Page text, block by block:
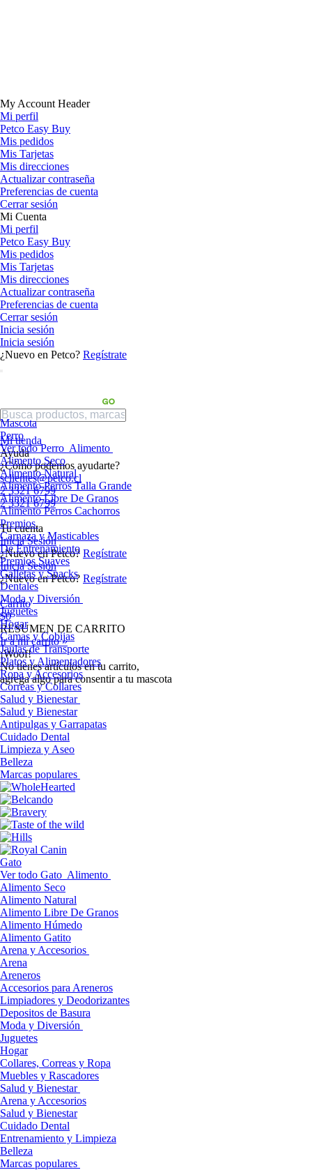
My Account Header
Mi perfil
Petco Easy Buy
Mis pedidos
Mis Tarjetas
Mis direcciones
Actualizar contraseña
Preferencias de cuenta
Cerrar sesión
Mi Cuenta
Mi perfil
Petco Easy Buy
Mis pedidos
Mis Tarjetas
Mis direcciones
Actualizar contraseña
Preferencias de cuenta
Cerrar sesión
Inicia sesión
Inicia sesión
¿Nuevo en Petco? Regístrate
Mi tienda
Ayuda
¿Cómo podemos ayudarte?
sclientes@petco.cl
2 3321 6799
2 3321 6799
Tu cuenta
Inicia Sesión
¿Nuevo en Petco? Regístrate
Inicia Sesión
¿Nuevo en Petco? Regístrate
Carrito
$0
RESUMEN DE CARRITO
Ir a mi carrito »
¡Woof!
No tíenes artículos en tu carrito,
agrega algo para consentir a tu mascota
Mascota
Perro
Ver todo Perro Alimento
Alimento Seco
Alimento Natural
Alimento Perros Talla Grande
Alimento Libre De Granos
Alimento Perros Cachorros
Premios
Carnaza y Masticables
De Entrenamiento
Premios Suaves
Galletas y Snacks
Dentales
Moda y Diversión
Juguetes
Hogar
Camas y Cobijas
Jaulas de Transporte
Platos y Alimentadores
Ropa y Accesorios
Correas y Collares
Salud y Bienestar
Salud y Bienestar
Antipulgas y Garrapatas
Cuidado Dental
Limpieza y Aseo
Belleza
Marcas populares
Gato
Ver todo Gato Alimento
Alimento Seco
Alimento Natural
Alimento Libre De Granos
Alimento Húmedo
Alimento Gatito
Arena y Accesorios
Arena
Areneros
Accesorios para Areneros
Limpiadores y Deodorizantes
Depositos de Basura
Moda y Diversión
Juguetes
Hogar
Collares, Correas y Ropa
Muebles y Rascadores
Salud y Bienestar
Arena y Accesorios
Salud y Bienestar
Cuidado Dental
Entrenamiento y Limpieza
Belleza
Marcas populares